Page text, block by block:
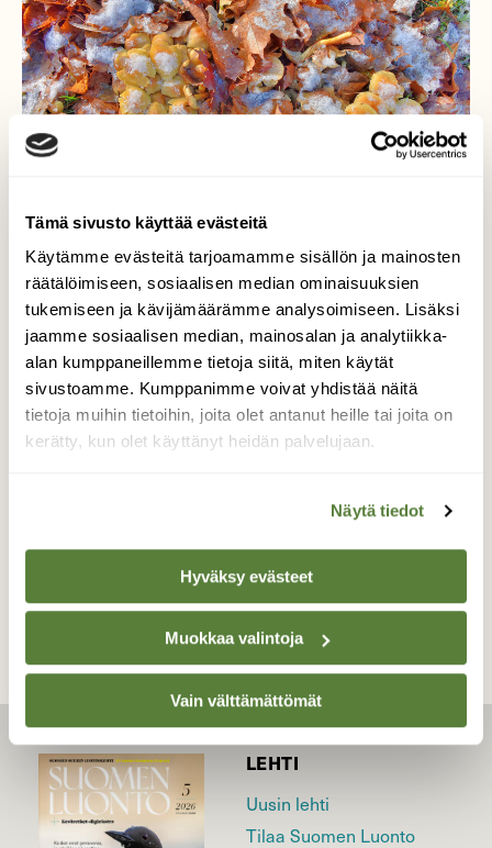
Tämä sivusto käyttää evästeitä
Käytämme evästeitä tarjoamamme sisällön ja mainosten
räätälöimiseen, sosiaalisen median ominaisuuksien
tukemiseen ja kävijämäärämme analysoimiseen. Lisäksi
jaamme sosiaalisen median, mainosalan ja analytiikka-
alan kumppaneillemme tietoja siitä, miten käytät
sivustoamme. Kumppanimme voivat yhdistää näitä
tietoja muihin tietoihin, joita olet antanut heille tai joita on
kerätty, kun olet käyttänyt heidän palvelujaan.
Näytä tiedot
Hyväksy evästeet
Muokkaa valintoja
Vain välttämättömät
Katse maahan
Nyt voi nähdä lehtikariketta, sieniä ja hiukan
luntakin.
TAKAISIN LISTAAN
LEHTI
Uusin lehti
Tilaa Suomen Luonto